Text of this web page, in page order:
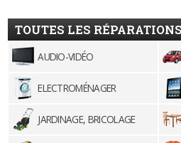
TOUTES LES RÉPARATIONS
AUDIO-VIDÉO
ELECTROMÉNAGER
JARDINAGE, BRICOLAGE